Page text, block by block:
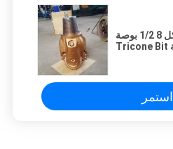
مكافحة التآكل 8 1/2 بوصة TCI
Tricone Bit هارد روك مثقاب مع حماية
استمر